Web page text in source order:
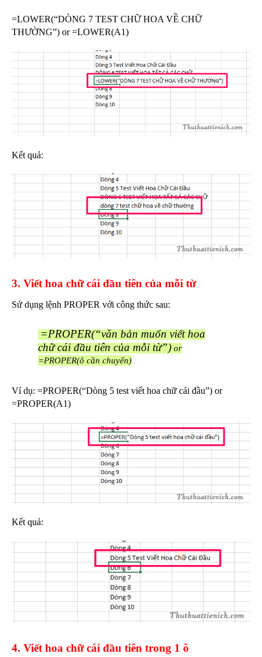
=LOWER(“DÒNG 7 TEST CHỮ HOA VỀ CHỮ
THƯỜNG”) or =LOWER(A1)
Kết quả:
3. Viết hoa chữ cái đầu tiên của mỗi từ
Sử dụng lệnh PROPER với công thức sau:
=PROPER(“văn bản muốn viết hoa
chữ cái đầu tiên của mỗi từ”) or
=PROPER(ô cần chuyển)
Ví dụ: =PROPER(“Dòng 5 test viết hoa chữ cái đầu”) or
=PROPER(A1)
Kết quả:
4. Viết hoa chữ cái đầu tiên trong 1 ô